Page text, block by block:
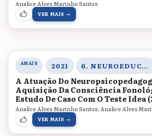
Analice Alves Marinho Santos
VER MAIS →
ANAIS 2021 6. NEUROEDUCAÇÃO, ENSINO DE CIÊNCIAS HUMANAS E SOCIAIS E LINGUAGEM
A Atuação Do
Aquisição Da Consciência
Estudo De Caso Com O Teste Idea
Analice Alves Marinho Santos; Analice Alves
VER MAIS →